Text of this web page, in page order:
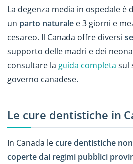
La degenza media in ospedale è
un parto naturale e 3 giorni e
cesareo. Il Canada offre diversi
supporto delle madri e dei
consultare la guida completa sul
governo canadese.
Le cure dentistiche in
In Canada lecure dentistiche
coperte dai regimi pubblici